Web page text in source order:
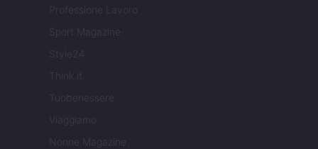
Professione Lavoro
Sport Magazine
Style24
Think.it
Tuobenessere
Viaggiamo
Nonne Magazine